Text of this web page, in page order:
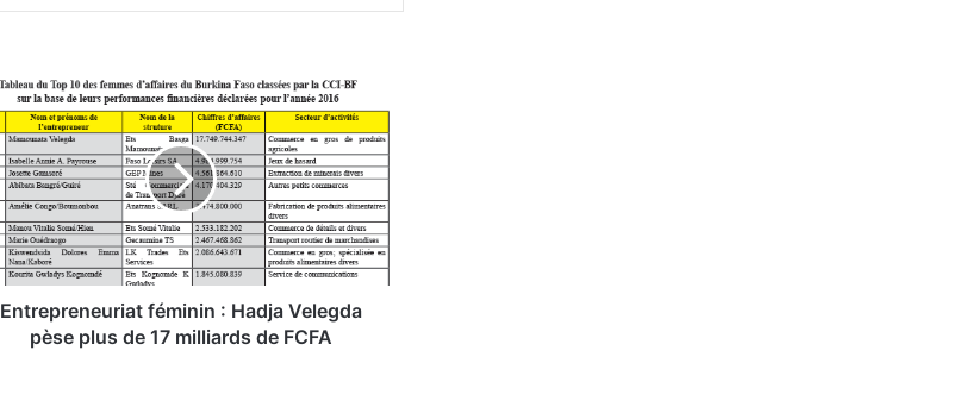
Entrepreneuriat féminin : Hadja Velegda
pèse plus de 17 milliards de FCFA